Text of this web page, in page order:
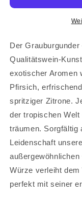
0,75l
-
Der
Qualitätswein-
exotischer Aromen
Pfirsich,
spritziger Zitrone.
der tropischen
träumen. Sorgfältig
Leidenschaft
Würze verleiht
perfekt mit seiner